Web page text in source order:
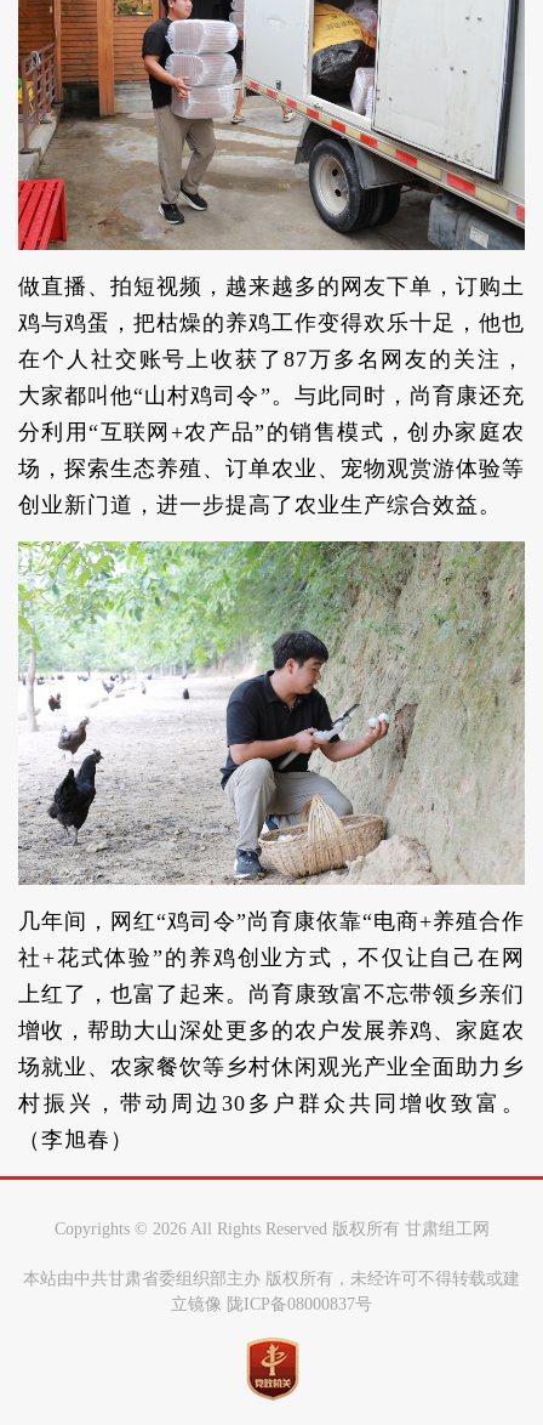
做直播、拍短视频，越来越多的网友下单，订购土
鸡与鸡蛋，把枯燥的养鸡工作变得欢乐十足，他也
在个人社交账号上收获了87万多名网友的关注，
大家都叫他“山村鸡司令”。与此同时，尚育康还充
分利用“互联网+农产品”的销售模式，创办家庭农
场，探索生态养殖、订单农业、宠物观赏游体验等
创业新门道，进一步提高了农业生产综合效益。
几年间，网红“鸡司令”尚育康依靠“电商+养殖合作
社+花式体验”的养鸡创业方式，不仅让自己在网
上红了，也富了起来。尚育康致富不忘带领乡亲们
增收，帮助大山深处更多的农户发展养鸡、家庭农
场就业、农家餐饮等乡村休闲观光产业全面助力乡
村振兴，带动周边30多户群众共同增收致富。
（李旭春）
Copyrights © 2026 All Rights Reserved 版权所有 甘肃组工网
本站由中共甘肃省委组织部主办 版权所有，未经许可不得转载或建
立镜像 陇ICP备08000837号